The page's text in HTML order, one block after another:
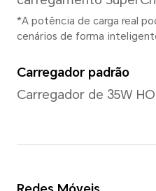
Câmera
Câmera
MP (f/2.2)